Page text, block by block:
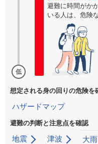
低
避難に時間がか
いる人は、危険
想定される身の回りの危険を
ハザードマップ
避難の判断と注意点を確認
地震 津波 大雨